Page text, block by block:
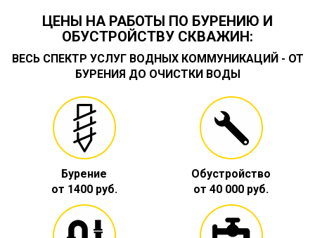
ЦЕНЫ НА РАБОТЫ ПО БУРЕНИЮ И
ОБУСТРОЙСТВУ СКВАЖИН:
ВЕСЬ СПЕКТР УСЛУГ ВОДНЫХ КОММУНИКАЦИЙ - ОТ
БУРЕНИЯ ДО ОЧИСТКИ ВОДЫ
Бурение
от 1400 руб.
Обустройство
от 40 000 руб.